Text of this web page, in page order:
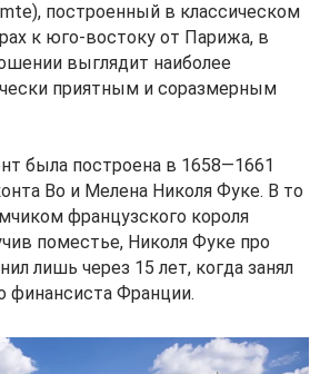
построенный в классическом
к юго-востоку от Парижа, в
выглядит наиболее
приятным и соразмерным
была построена в 1658—1661
Во и Мелена Николя Фуке. В то
французского короля
поместье, Николя Фуке про
лишь через 15 лет, когда занял
финансиста Франции.